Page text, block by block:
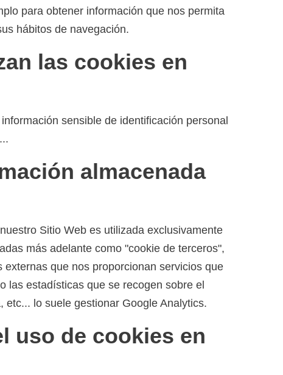
para obtener información que nos permita
hábitos de navegación.
las cookies en
sensible de identificación personal
almacenada
Sitio Web es utilizada exclusivamente
más adelante como "cookie de terceros",
que nos proporcionan servicios que
las estadísticas que se recogen sobre el
lo suele gestionar Google Analytics.
uso de cookies en